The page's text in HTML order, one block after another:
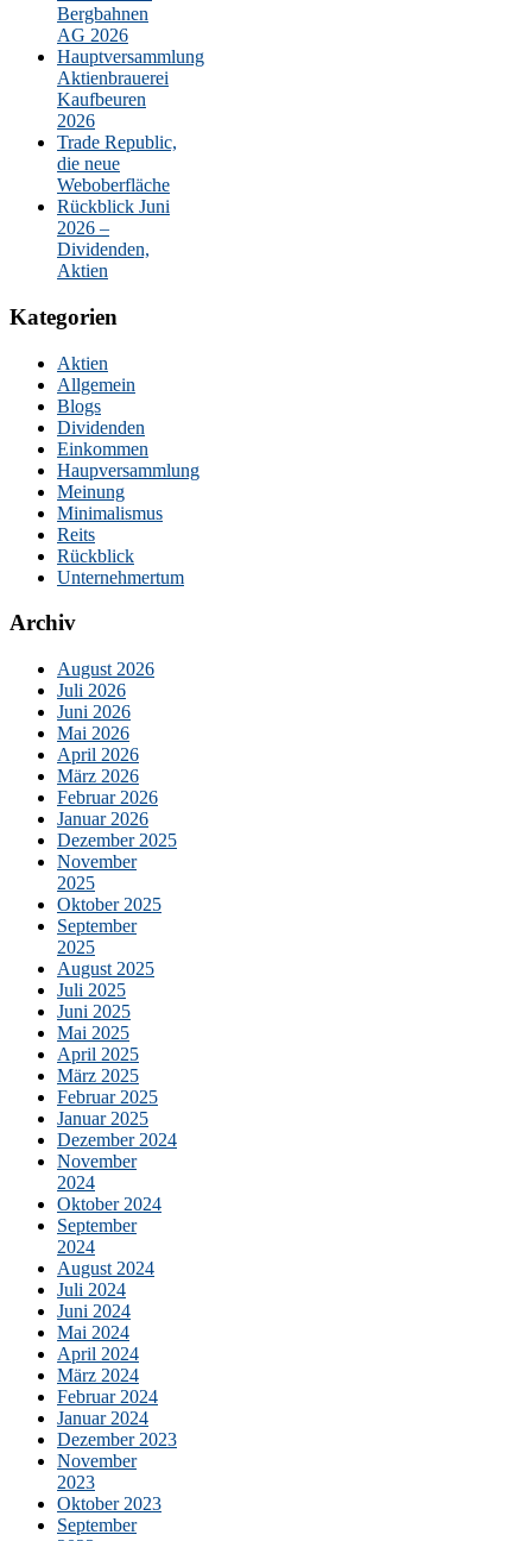
Bergbahnen
AG 2026
Hauptversammlung
Aktienbrauerei
Kaufbeuren
2026
Trade Republic,
die neue
Weboberfläche
Rückblick Juni
2026 –
Dividenden,
Aktien
Kategorien
Aktien
Allgemein
Blogs
Dividenden
Einkommen
Haupversammlung
Meinung
Minimalismus
Reits
Rückblick
Unternehmertum
Archiv
August 2026
Juli 2026
Juni 2026
Mai 2026
April 2026
März 2026
Februar 2026
Januar 2026
Dezember 2025
November
2025
Oktober 2025
September
2025
August 2025
Juli 2025
Juni 2025
Mai 2025
April 2025
März 2025
Februar 2025
Januar 2025
Dezember 2024
November
2024
Oktober 2024
September
2024
August 2024
Juli 2024
Juni 2024
Mai 2024
April 2024
März 2024
Februar 2024
Januar 2024
Dezember 2023
November
2023
Oktober 2023
September